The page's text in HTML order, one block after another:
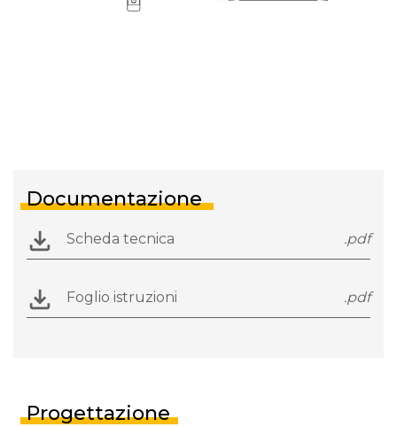
Documentazione
Scheda tecnica .pdf
Foglio istruzioni .pdf
Progettazione